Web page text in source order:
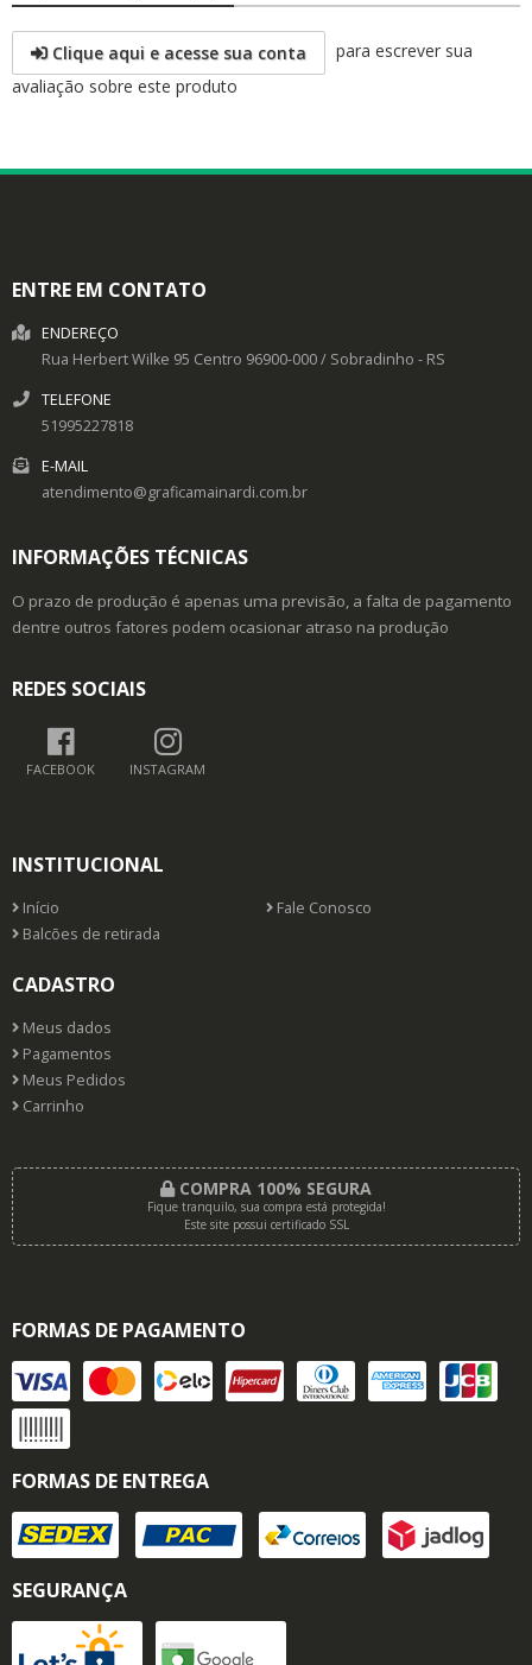
Clique aqui e acesse sua conta
para escrever sua
avaliação sobre este produto
ENTRE EM CONTATO
ENDEREÇO
Rua Herbert Wilke 95 Centro 96900-000/ Sobradinho - RS
TELEFONE
51995227818
E-MAIL
atendimento@graficamainardi.com.br
INFORMAÇÕES TÉCNICAS
O prazo de produção é apenas uma previsão, a falta de pagamento
dentre outros fatores podem ocasionar atraso na produção
REDES SOCIAIS
FACEBOOK INSTAGRAM
INSTITUCIONAL
Início
Fale Conosco
Balcões de retirada
CADASTRO
Meus dados
Pagamentos
Meus Pedidos
Carrinho
COMPRA 100% SEGURA
Fique tranquilo, sua compra está protegida!
Este site possui certificado SSL
FORMAS DE PAGAMENTO
FORMAS DE ENTREGA
SEGURANÇA